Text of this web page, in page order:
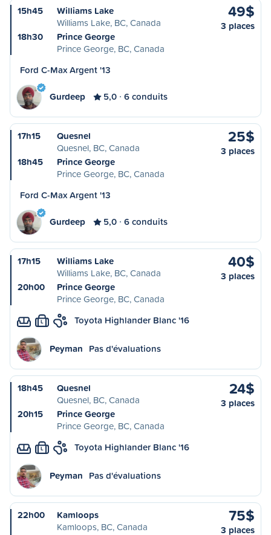
15h45
Williams Lake
Williams Lake, BC, Canada
18h30
Prince George
Prince George, BC, Canada
49$
3 places
Ford C-Max Argent '13
Gurdeep 5,0 6 conduits
17h15
Quesnel
Quesnel, BC, Canada
18h45
Prince George
Prince George, BC, Canada
25$
3 places
Ford C-Max Argent '13
Gurdeep 5,0 6 conduits
17h15
Williams Lake
Williams Lake, BC, Canada
20h00
Prince George
Prince George, BC, Canada
40$
3 places
L Toyota Highlander Blanc '16
Peyman Pas d'évaluations
18h45
Quesnel
Quesnel, BC, Canada
20h15
Prince George
Prince George, BC, Canada
24$
3 places
L Toyota Highlander Blanc '16
Peyman Pas d'évaluations
22h00
Kamloops
Kamloops, BC, Canada
75$
3 places